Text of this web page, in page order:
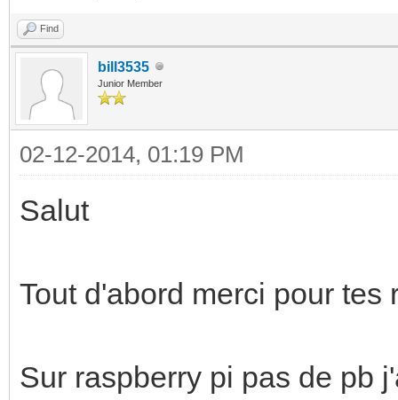
Find
bill3535
Junior Member
02-12-2014, 01:19 PM
Salut
Tout d'abord merci pour tes
Sur raspberry pi pas de pb